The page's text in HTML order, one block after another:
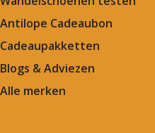
Antilope Cadeaubon
Cadeaupakketten
Blogs & Adviezen
Alle merken